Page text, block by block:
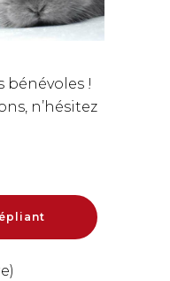
bénévoles !
n’hésitez